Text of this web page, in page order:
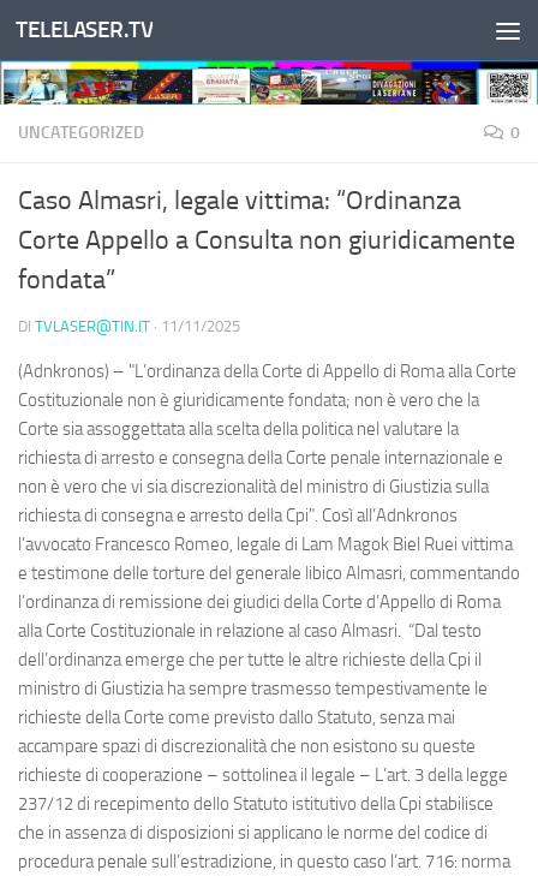
Salta al contenuto
TELELASER.TV
UNCATEGORIZED 0
Caso Almasri, legale vittima: “Ordinanza
Corte Appello a Consulta non giuridicamente
fondata”
DI TVLASER@TIN.IT · 11/11/2025
(Adnkronos) – "L’ordinanza della Corte di Appello di Roma alla Corte
Costituzionale non è giuridicamente fondata; non è vero che la
Corte sia assoggettata alla scelta della politica nel valutare la
richiesta di arresto e consegna della Corte penale internazionale e
non è vero che vi sia discrezionalità del ministro di Giustizia sulla
richiesta di consegna e arresto della Cpi". Così all’Adnkronos
l’avvocato Francesco Romeo, legale di Lam Magok Biel Ruei vittima
e testimone delle torture del generale libico Almasri, commentando
l’ordinanza di remissione dei giudici della Corte d’Appello di Roma
alla Corte Costituzionale in relazione al caso Almasri. “Dal testo
dell’ordinanza emerge che per tutte le altre richieste della Cpi il
ministro di Giustizia ha sempre trasmesso tempestivamente le
richieste della Corte come previsto dallo Statuto, senza mai
accampare spazi di discrezionalità che non esistono su queste
richieste di cooperazione – sottolinea il legale – L’art. 3 della legge
237/12 di recepimento dello Statuto istitutivo della Cpi stabilisce
che in assenza di disposizioni si applicano le norme del codice di
procedura penale sull’estradizione, in questo caso l’art. 716: norma